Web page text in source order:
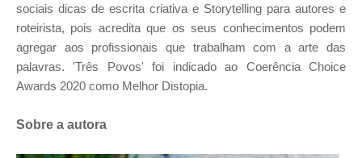
sociais dicas de escrita criativa e Storytelling para autores e
roteirista, pois acredita que os seus conhecimentos podem
agregar aos profissionais que trabalham com a arte das
palavras. 'Três Povos' foi indicado ao Coerência Choice
Awards 2020 como Melhor Distopia.
Sobre a autora